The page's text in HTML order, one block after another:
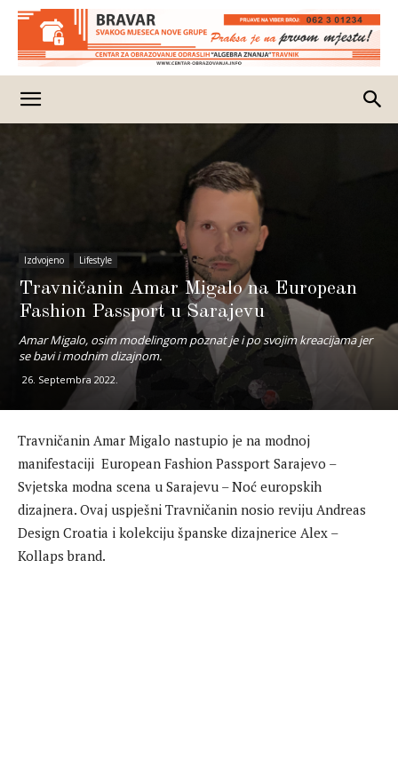
Izdvojeno Lifestyle
Travničanin Amar Migalo na European
Fashion Passport u Sarajevu
Amar Migalo, osim modelingom poznat je i po svojim kreacijama jer
se bavi i modnim dizajnom.
26. Septembra 2022.
Travničanin Amar Migalo nastupio je na modnoj
manifestaciji European Fashion Passport Sarajevo –
Svjetska modna scena u Sarajevu – Noć europskih
dizajnera. Ovaj uspješni Travničanin nosio reviju Andreas
Design Croatia i kolekciju španske dizajnerice Alex –
Kollaps brand.